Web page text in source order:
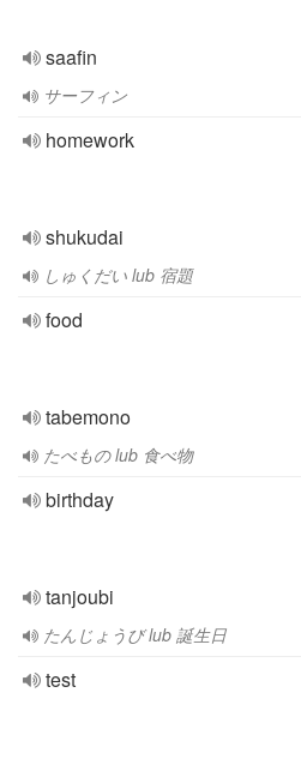
saafin
サーフィン
homework
shukudai
しゅくだい lub 宿題
food
tabemono
たべもの lub 食べ物
birthday
tanjoubi
たんじょうび lub 誕生日
test